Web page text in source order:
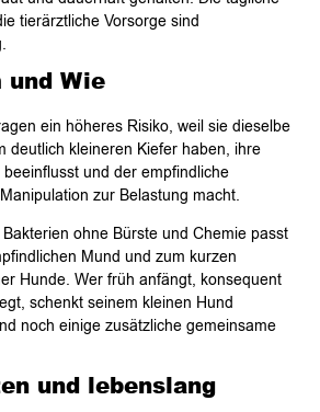
tierärztliche Vorsorge sind
und Wie
ein höheres Risiko, weil sie dieselbe
deutlich kleineren Kiefer haben, ihre
und der empfindliche
zur Belastung macht.
ohne Bürste und Chemie passt
Mund und zum kurzen
Hunde. Wer früh anfängt, konsequent
schenkt seinem kleinen Hund
noch einige zusätzliche gemeinsame
und lebenslang